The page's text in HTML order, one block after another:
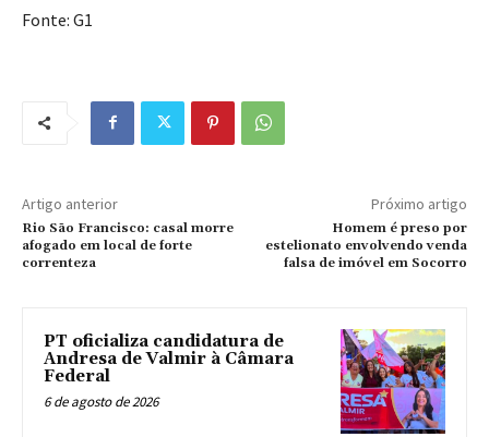
Fonte: G1
Artigo anterior
Rio São Francisco: casal morre
afogado em local de forte
correnteza
Próximo artigo
Homem é preso por
estelionato envolvendo venda
falsa de imóvel em Socorro
PT oficializa candidatura de
Andresa de Valmir à Câmara
Federal
6 de agosto de 2026